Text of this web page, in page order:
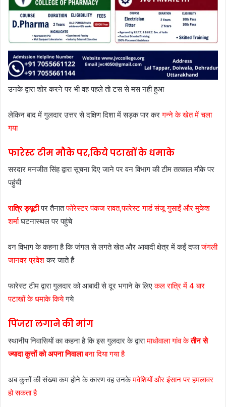
उनके द्वारा शोर करने पर भी वह पहले तो टस से मस नही हुआ
लेकिन बाद में गुलदार उत्तर से दक्षिण दिशा में सड़क पार करगन्ने के खेत में चला
गया
फारेस्ट टीम मौके पर,किये पटाखों के धमाके
सरदार मनजीत सिंह द्वारा सूचना दिए जाने पर वन विभाग की टीम तत्काल मौके पर
पहुंची
रात्रि ड्यूटी पर तैनातफोरेस्टर पंकज रावत,फारेस्ट गार्ड संजू गुसाईं और मुकेश
शर्माघटनास्थल पर पहुंचे
वन विभाग के कहना है कि जंगल से लगते खेत और आबादी क्षेत्र में कईं दफाजंगली
जानवर प्रवेशकर जाते हैं
फारेस्ट टीम द्वारा गुलदार को आबादी से दूर भगाने के लिएकल रात्रि में 4 बार
पटाखों के धमाके कियेगये
पिंजरा लगाने की मांग
स्थानीय निवासियों का कहना है कि इस गुलदार के द्वारामाधोवाला गांव केतीन से
ज्यादा कुत्तों को अपना निवालाबना दिया गया है
अब कुत्तों की संख्या कम होने के कारण वह उनकेमवेशियों और इंसान पर हमलावर
हो सकता है